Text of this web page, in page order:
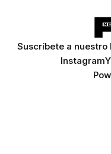
Suscríbete a nuestro
Instagram